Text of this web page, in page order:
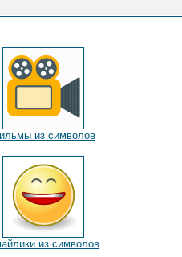
из символов
из символов